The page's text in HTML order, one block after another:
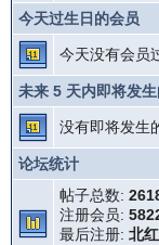
今天过生日的会员
今天没有会员
未来 5 天内即将发
没有即将发生
论坛统计
帖子总数:
注册会员:
最后注册: 北